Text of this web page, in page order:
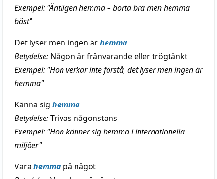
Exempel: "Äntligen hemma – borta bra men hemma
bäst"
Det lyser men ingen ärhemma
Betydelse: Någon är frånvarande eller trögtänkt
Exempel: "Hon verkar inte förstå, det lyser men ingen är
hemma"
Känna sig hemma
Betydelse:Trivas någonstans
Exempel: "Hon känner sig hemma i internationella
miljöer"
Vara hemma på något